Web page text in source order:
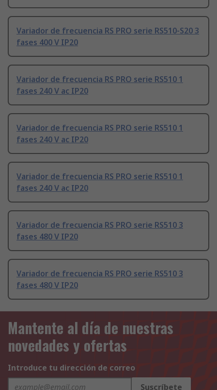
Variador de frecuencia RS PRO serie RS510-S20 3
fases 400 V IP20
Variador de frecuencia RS PRO serie RS510 1
fases 240 V ac IP20
Variador de frecuencia RS PRO serie RS510 1
fases 240 V ac IP20
Variador de frecuencia RS PRO serie RS510 1
fases 240 V ac IP20
Variador de frecuencia RS PRO serie RS510 3
fases 480 V IP20
Variador de frecuencia RS PRO serie RS510 3
fases 480 V IP20
Mantente al día de nuestras
novedades y ofertas
Introduce tu dirección de correo
Suscríbete